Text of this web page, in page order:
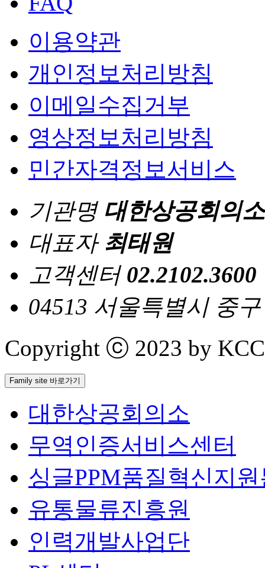
이용약관
개인정보처리방침
이메일수집거부
영상정보처리방침
민간자격정보서비스
기관명 대한상공회의소
대표자 최태원
고객센터 02.2102.3600
04513 서울특별시 중
Copyright ⓒ 2023 by
Family site 바로가기
대한상공회의소
무역인증서비스센터
싱글PPM품질혁신지
유통물류진흥원
인력개발사업단